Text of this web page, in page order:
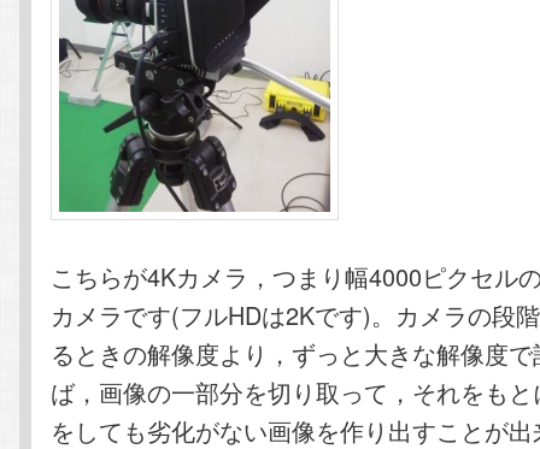
こちらが4Kカメラ，つまり幅4000ピクセル
カメラです(フルHDは2Kです)。カメラの段
るときの解像度より，ずっと大きな解像度
ば，画像の一部分を切り取って，それをも
をしても劣化がない画像を作り出すことが